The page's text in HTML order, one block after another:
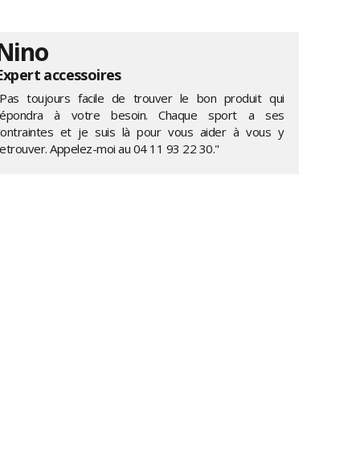
accessoires
toujours facile de trouver le bon produit qui
à votre besoin. Chaque sport a ses
et je suis là pour vous aider à vous y
Appelez-moi au 04 11 93 22 30."